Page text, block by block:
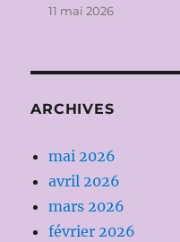
11 mai 2026
ARCHIVES
mai 2026
avril 2026
mars 2026
février 2026